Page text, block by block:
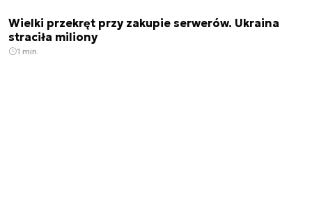
Wielki przekręt przy zakupie serwerów. Ukraina
straciła miliony
1 min.